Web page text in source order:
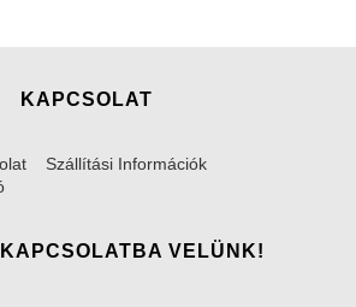
KAPCSOLAT
Szállítási Információk
VELÜNK!